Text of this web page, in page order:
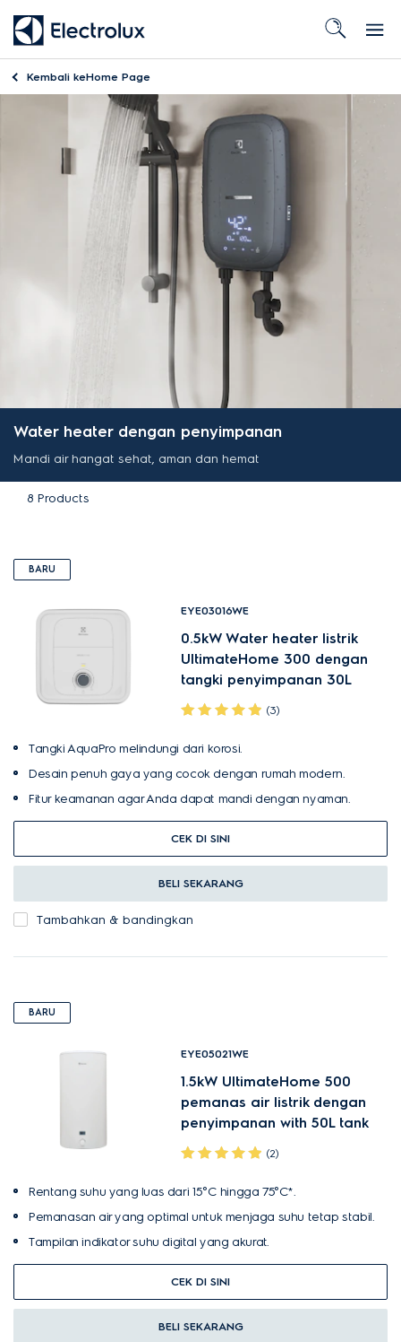
Kembali keHome Page
Water heater dengan penyimpanan
Mandi air hangat sehat, aman dan hemat
8 Products
BARU
EYE03016WE
0.5kW Water heater listrik
UltimateHome 300 dengan
tangki penyimpanan 30L
(3)
Tangki AquaPro melindungi dari korosi.
Desain penuh gaya yang cocok dengan rumah modern.
Fitur keamanan agar Anda dapat mandi dengan nyaman.
CEK DI SINI
BELI SEKARANG
Tambahkan & bandingkan
BARU
EYE05021WE
1.5kW UltimateHome 500
pemanas air listrik dengan
penyimpanan with 50L tank
(2)
Rentang suhu yang luas dari 15°C hingga 75°C*.
Pemanasan air yang optimal untuk menjaga suhu tetap stabil.
Tampilan indikator suhu digital yang akurat.
CEK DI SINI
BELI SEKARANG